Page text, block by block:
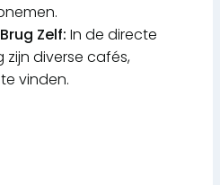
Zelf: In de directe
diverse cafés,
vinden.